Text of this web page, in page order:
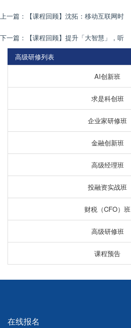
上一篇： 【课程回顾】沈拓：移动互联网时
下一篇：
【课程回顾】提升「大智慧」，听
高级研修列表
AI创新班
求是科创班
企业家研修班
金融创新班
高级经理班
投融资实战班
财税（CFO）班
高级研修班
课程预告
在线报名